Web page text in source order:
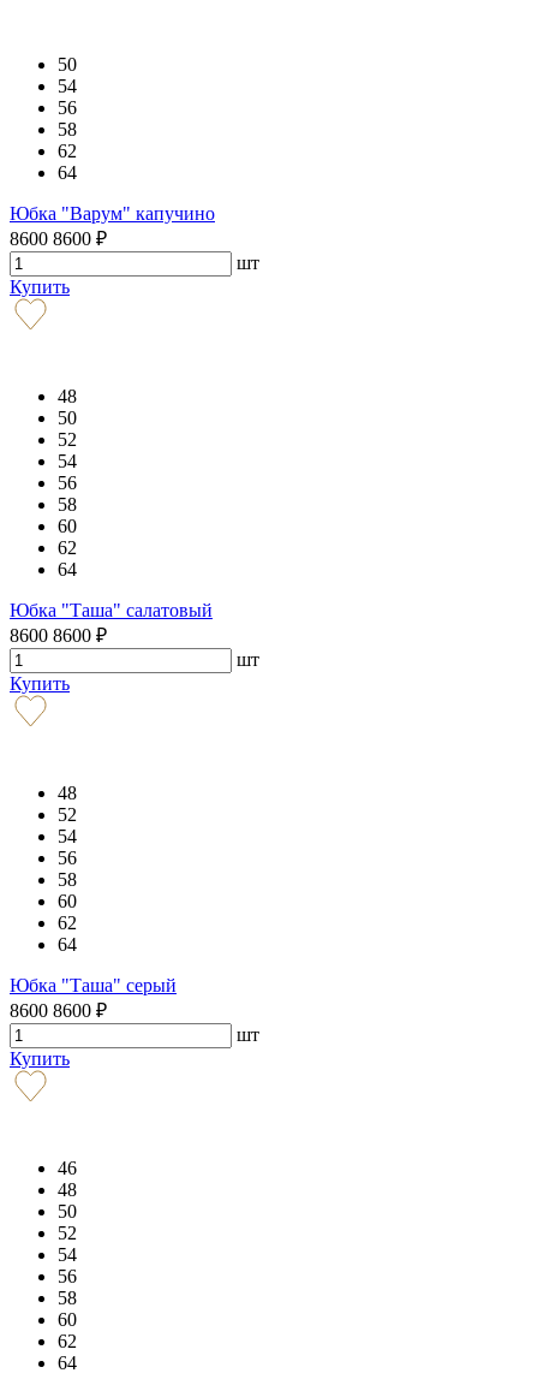
50
54
56
58
62
64
Юбка "Варум" капучино
8600 8600 ₽
шт
Купить
48
50
52
54
56
58
60
62
64
Юбка "Таша" салатовый
8600 8600 ₽
шт
Купить
48
52
54
56
58
60
62
64
Юбка "Таша" серый
8600 8600 ₽
шт
Купить
46
48
50
52
54
56
58
60
62
64